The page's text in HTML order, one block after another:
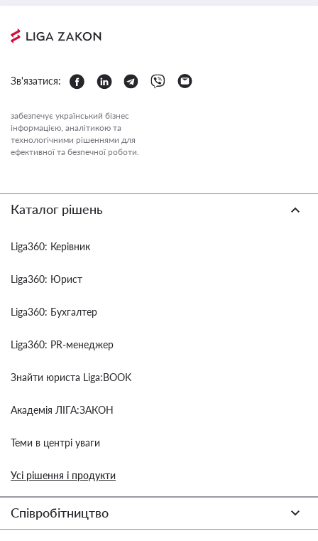
Зв'язатися:
забезпечує український бізнес
інформацією, аналітикою та
технологічними рішеннями для
ефективної та безпечної роботи.
Каталог рішень
Liga360: Керівник
Liga360: Юрист
Liga360: Бухгалтер
Liga360: PR-менеджер
Знайти юриста Liga:BOOK
Академія ЛІГА:ЗАКОН
Теми в центрі уваги
Усі рішення і продукти
Співробітництво